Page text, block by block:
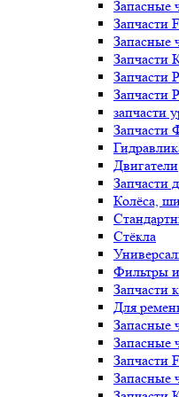
Запасные
Запчасти
Запасные
Запчасти
Запчасти
Запчасти
запчасти
Запчасти
Двигатели
Запчасти
Колёса,
Стёкла
Фильтры
Запчасти
Для
Запасные
Запасные
Запчасти
Запасные